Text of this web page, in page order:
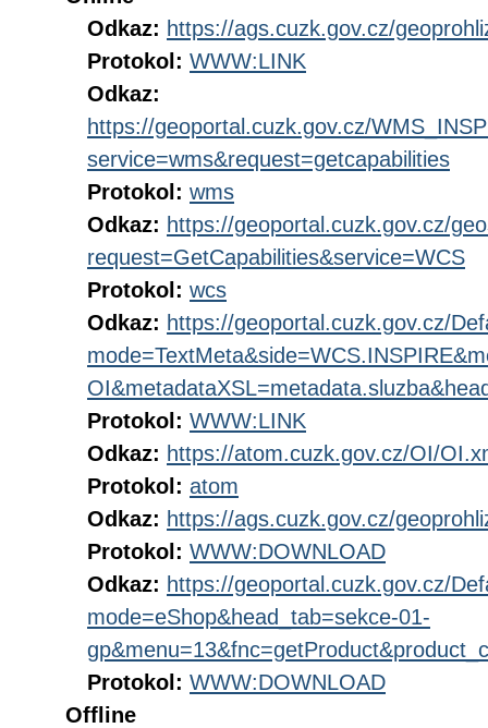
Odkaz: https://ags.cuzk.gov.cz/
Protokol: WWW:LINK
Odkaz:
https://geoportal.cuzk.gov.cz/
service=wms&request=getcapabilities
Protokol: wms
Odkaz: https://geoportal.cuzk.gov.cz/
request=GetCapabilities&service=WCS
Protokol: wcs
Odkaz: https://geoportal.cuzk.gov.cz/
Protokol: WWW:LINK
Odkaz: https://atom.cuzk.gov.cz/OI/
Protokol: atom
Odkaz: https://ags.cuzk.gov.cz/
Protokol: WWW:DOWNLOAD
Odkaz: https://geoportal.cuzk.gov.cz/
mode=eShop&head_tab=sekce-01-
Protokol: WWW:DOWNLOAD
Offline